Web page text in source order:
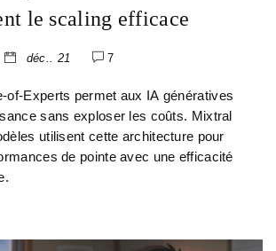
le scaling efficace
déc.. 21 7
of-Experts permet aux IA génératives
sans exploser les coûts. Mixtral
utilisent cette architecture pour
de pointe avec une efficacité